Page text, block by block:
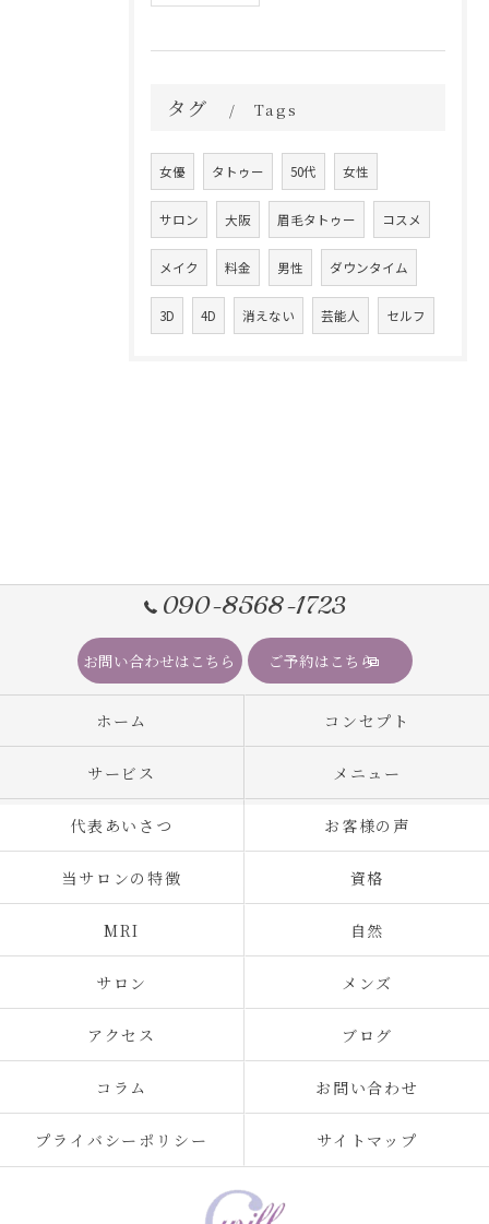
タグ Tags
女優 タトゥー 50代 女性
サロン 大阪 眉毛タトゥー コスメ
メイク 料金 男性 ダウンタイム
3D 4D 消えない 芸能人 セルフ
090-8568-1723
お問い合わせはこちら ご予約はこちら
ホーム コンセプト
サービス メニュー
代表あいさつ お客様の声
当サロンの特徴 資格
MRI 自然
サロン メンズ
アクセス ブログ
コラム お問い合わせ
プライバシーポリシー サイトマップ